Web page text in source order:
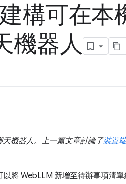
構可在本
機器人
機器人。上一篇文章討論了裝置
將 WebLLM 新增至待辦事項清